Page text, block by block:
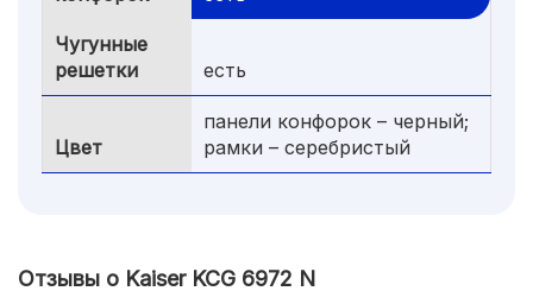
Чугунные
решетки
есть
Цвет
панели конфорок – черный;
рамки – серебристый
Отзывы о Kaiser KCG 6972 N